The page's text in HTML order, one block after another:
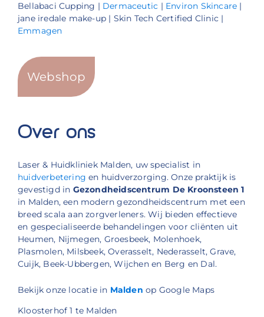
Bellabaci Cupping | Dermaceutic | Environ Skincare |
jane iredale make-up | Skin Tech Certified Clinic |
Emmagen
Webshop
Over ons
Laser & Huidkliniek Malden, uw specialist in
huidverbetering en huidverzorging. Onze praktijk is
gevestigd in Gezondheidscentrum De Kroonsteen 1
in Malden, een modern gezondheidscentrum met een
breed scala aan zorgverleners. Wij bieden effectieve
en gespecialiseerde behandelingen voor cliënten uit
Heumen, Nijmegen, Groesbeek, Molenhoek,
Plasmolen, Milsbeek, Overasselt, Nederasselt, Grave,
Cuijk, Beek-Ubbergen, Wijchen en Berg en Dal.
Bekijk onze locatie in Malden op Google Maps
Kloosterhof 1 te Malden